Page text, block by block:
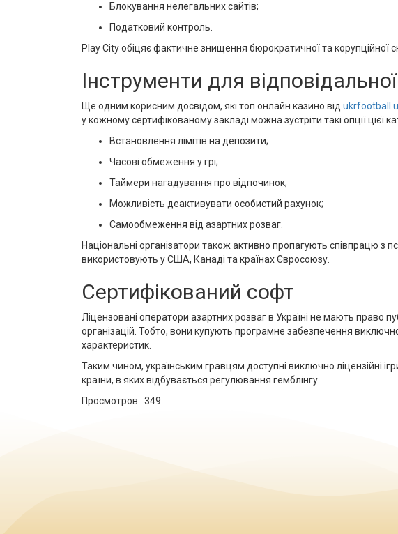
Блокування нелегальних сайтів;
Податковий контроль.
Play City обіцяє фактичне знищення бюрократичної та корупційної
Інструменти для
Ще одним корисним досвідом, які топ онлайн казино від
у кожному сертифікованому закладі можна зустріти такі опції цієї
Встановлення лімітів на депозити;
Часові обмеження у грі;
Таймери нагадування про відпочинок;
Можливість деактивувати особистий рахунок;
Самообмеження від азартних розваг.
Національні організатори також активно пропагують співпрацю з
використовують у США, Канаді та країнах Євросоюзу.
Сертифікований софт
Ліцензовані оператори азартних розваг в Україні не мають право
організацій. Тобто, вони купують програмне забезпечення
характеристик.
Таким чином, українським гравцям доступні виключно ліцензійні
країни, в яких відбувається регулювання гемблінгу.
Просмотров : 349